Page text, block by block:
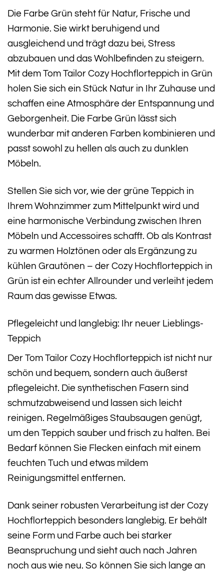
Die Farbe Grün steht für Natur, Frische und
Harmonie. Sie wirkt beruhigend und
ausgleichend und trägt dazu bei, Stress
abzubauen und das Wohlbefinden zu steigern.
Mit dem Tom Tailor Cozy Hochflorteppich in Grün
holen Sie sich ein Stück Natur in Ihr Zuhause und
schaffen eine Atmosphäre der Entspannung und
Geborgenheit. Die Farbe Grün lässt sich
wunderbar mit anderen Farben kombinieren und
passt sowohl zu hellen als auch zu dunklen
Möbeln.
Stellen Sie sich vor, wie der grüne Teppich in
Ihrem Wohnzimmer zum Mittelpunkt wird und
eine harmonische Verbindung zwischen Ihren
Möbeln und Accessoires schafft. Ob als Kontrast
zu warmen Holztönen oder als Ergänzung zu
kühlen Grautönen – der Cozy Hochflorteppich in
Grün ist ein echter Allrounder und verleiht jedem
Raum das gewisse Etwas.
Pflegeleicht und langlebig: Ihr neuer Lieblings-
Teppich
Der Tom Tailor Cozy Hochflorteppich ist nicht nur
schön und bequem, sondern auch äußerst
pflegeleicht. Die synthetischen Fasern sind
schmutzabweisend und lassen sich leicht
reinigen. Regelmäßiges Staubsaugen genügt,
um den Teppich sauber und frisch zu halten. Bei
Bedarf können Sie Flecken einfach mit einem
feuchten Tuch und etwas mildem
Reinigungsmittel entfernen.
Dank seiner robusten Verarbeitung ist der Cozy
Hochflorteppich besonders langlebig. Er behält
seine Form und Farbe auch bei starker
Beanspruchung und sieht auch nach Jahren
noch aus wie neu. So können Sie sich lange an